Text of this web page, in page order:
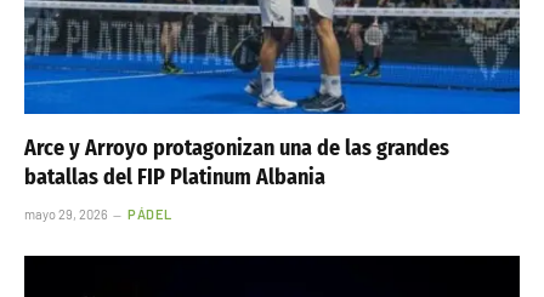
Arce y Arroyo protagonizan una de las grandes
batallas del FIP Platinum Albania
mayo 29, 2026 PÁDEL